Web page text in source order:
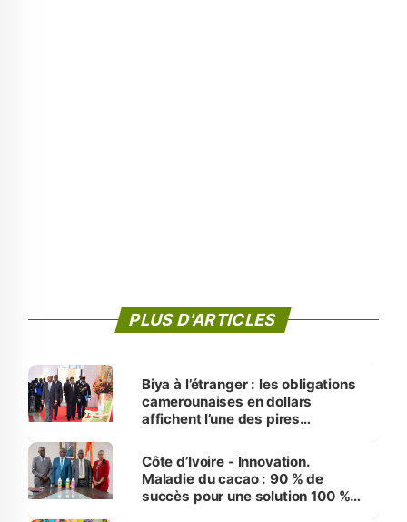
PLUS D'ARTICLES
Biya à l’étranger : les obligations
camerounaises en dollars
affichent l’une des pires
Côte d’Ivoire - Innovation.
Maladie du cacao : 90 % de
succès pour une solution 100 %